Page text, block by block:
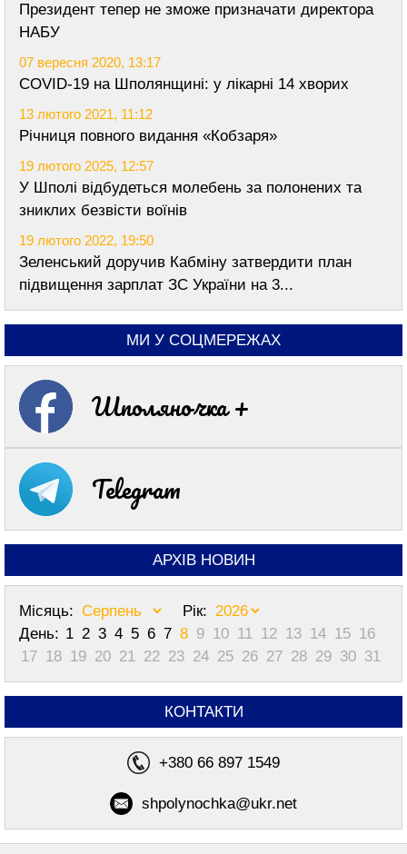
Президент тепер не зможе призначати директора
НАБУ
07 вересня 2020, 13:17
COVID-19 на Шполянщині: у лікарні 14 хворих
13 лютого 2021, 11:12
Річниця повного видання «Кобзаря»
19 лютого 2025, 12:57
У Шполі відбудеться молебень за полонених та
зниклих безвісти воїнів
19 лютого 2022, 19:50
Зеленський доручив Кабміну затвердити план
підвищення зарплат ЗС України на 3...
МИ У СОЦМЕРЕЖАХ
Шполяночка +
Telegram
АРХІВ НОВИН
Місяць:
Рік:
День: 1 2 3 4 5 6 7 8 9 10 11 12 13 14 15 16
17 18 19 20 21 22 23 24 25 26 27 28 29 30 31
КОНТАКТИ
+380 66 897 1549
shpolynochka@ukr.net